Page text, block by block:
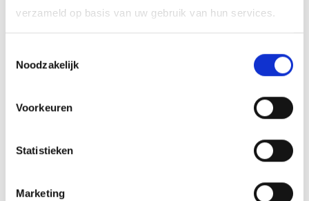
verzameld op basis van uw gebruik van hun services.
Noodzakelijk
Voorkeuren
Statistieken
Marketing
Ein persönlicher Empfang, die besten Insider-Tipps,